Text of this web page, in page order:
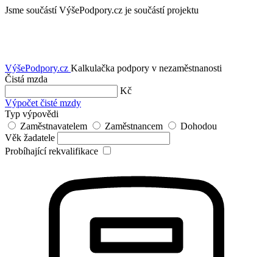
Jsme součástí VýšePodpory.cz je součástí projektu
VýšePodpory.cz Kalkulačka podpory v nezaměstnanosti
Čistá mzda
Kč
Výpočet čisté mzdy
Typ výpovědi
Zaměstnavatelem
Zaměstnancem
Dohodou
Věk žadatele
Probíhající rekvalifikace